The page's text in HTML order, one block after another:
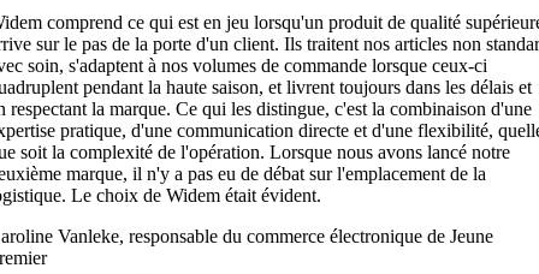
comprend ce qui est en jeu lorsqu'un produit de qualité
sur le pas de la porte d'un client. Ils traitent nos articles non
soin, s'adaptent à nos volumes de commande lorsque ceux-ci
pendant la haute saison, et livrent toujours dans les délais et
respectant la marque. Ce qui les distingue, c'est la combinaison d'une
pratique, d'une communication directe et d'une flexibilité,
soit la complexité de l'opération. Lorsque nous avons lancé notre
marque, il n'y a pas eu de débat sur l'emplacement de la
Le choix de Widem était évident.
Vanleke, responsable du commerce électronique de Jeune